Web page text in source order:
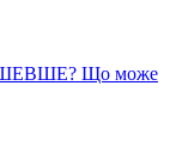
Що може